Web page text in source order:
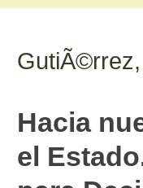
Hacia
el